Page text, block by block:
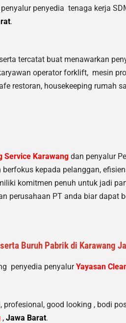
penyalur penyedia tenaga kerja
.
tercatat buat menawarkan
operator forklift, mesin
restoran, housekeeping rumah
Service Karawang dan penyalur
kepada pelanggan,
komitmen penuh untuk jadi
perusahaan PT anda biar dapat
Buruh Pabrik di Karawang
penyedia penyalurYayasan
good looking , bodi
, Jawa Barat.